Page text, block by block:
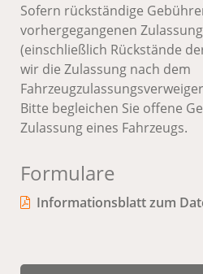
Sofern rückständige
vorhergegangenen
(einschließlich Rückstände
wir die Zulassung nach dem
Bitte begleichen Sie offene
Zulassung eines Fahrzeugs.
Formulare
Informationsblatt zum